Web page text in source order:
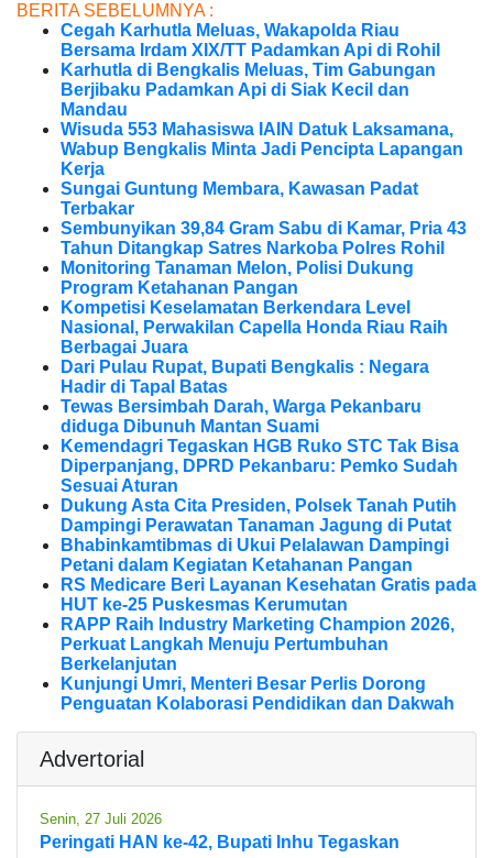
BERITA SEBELUMNYA :
Cegah Karhutla Meluas, Wakapolda Riau
Bersama Irdam XIX/TT Padamkan Api di Rohil
Karhutla di Bengkalis Meluas, Tim Gabungan
Berjibaku Padamkan Api di Siak Kecil dan
Mandau
Wisuda 553 Mahasiswa IAIN Datuk Laksamana,
Wabup Bengkalis Minta Jadi Pencipta Lapangan
Kerja
Sungai Guntung Membara, Kawasan Padat
Terbakar
Sembunyikan 39,84 Gram Sabu di Kamar, Pria 43
Tahun Ditangkap Satres Narkoba Polres Rohil
Monitoring Tanaman Melon, Polisi Dukung
Program Ketahanan Pangan
Kompetisi Keselamatan Berkendara Level
Nasional, Perwakilan Capella Honda Riau Raih
Berbagai Juara
Dari Pulau Rupat, Bupati Bengkalis : Negara
Hadir di Tapal Batas
Tewas Bersimbah Darah, Warga Pekanbaru
diduga Dibunuh Mantan Suami
Kemendagri Tegaskan HGB Ruko STC Tak Bisa
Diperpanjang, DPRD Pekanbaru: Pemko Sudah
Sesuai Aturan
Dukung Asta Cita Presiden, Polsek Tanah Putih
Dampingi Perawatan Tanaman Jagung di Putat
Bhabinkamtibmas di Ukui Pelalawan Dampingi
Petani dalam Kegiatan Ketahanan Pangan
RS Medicare Beri Layanan Kesehatan Gratis pada
HUT ke-25 Puskesmas Kerumutan
RAPP Raih Industry Marketing Champion 2026,
Perkuat Langkah Menuju Pertumbuhan
Berkelanjutan
Kunjungi Umri, Menteri Besar Perlis Dorong
Penguatan Kolaborasi Pendidikan dan Dakwah
Advertorial
Senin, 27 Juli 2026
Peringati HAN ke-42, Bupati Inhu Tegaskan